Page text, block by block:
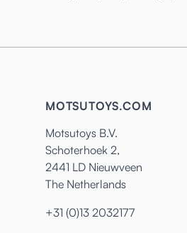
MOTSUTOYS.COM
Motsutoys B.V.
Schoterhoek 2,
2441 LD Nieuwveen
The Netherlands
+31 (0)13 2032177